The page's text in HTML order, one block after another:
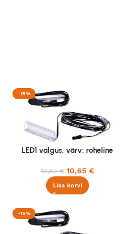
-15%
LED1 valgus, värv: roheline
12,52€ 10,65 €
Lisa korvi
-15%